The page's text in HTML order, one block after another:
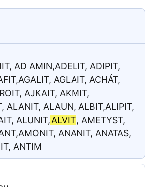
AD AMIN,ADELIT, ADIPIT,
AGLAIT, ACHÁT,
AJKAIT, AKMIT,
ALANIT, ALAUN, ALBIT,ALIPIT,
ALUNIT,ALVIT, AMETYST,
ANANIT, ANATAS,
ANTIM